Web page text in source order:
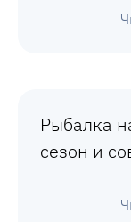
Рыбалка
сезон и